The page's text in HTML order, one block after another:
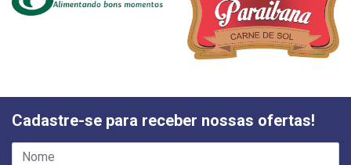
Cadastre-se para receber nossas ofertas!